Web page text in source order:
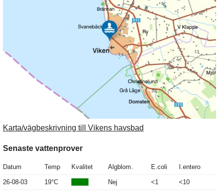
Karta/vägbeskrivning till Vikens havsbad
Senaste vattenprover
Datum Temp Kvalitet Algblom. E.coli I.entero
26-08-03 19°C Nej <1 <10